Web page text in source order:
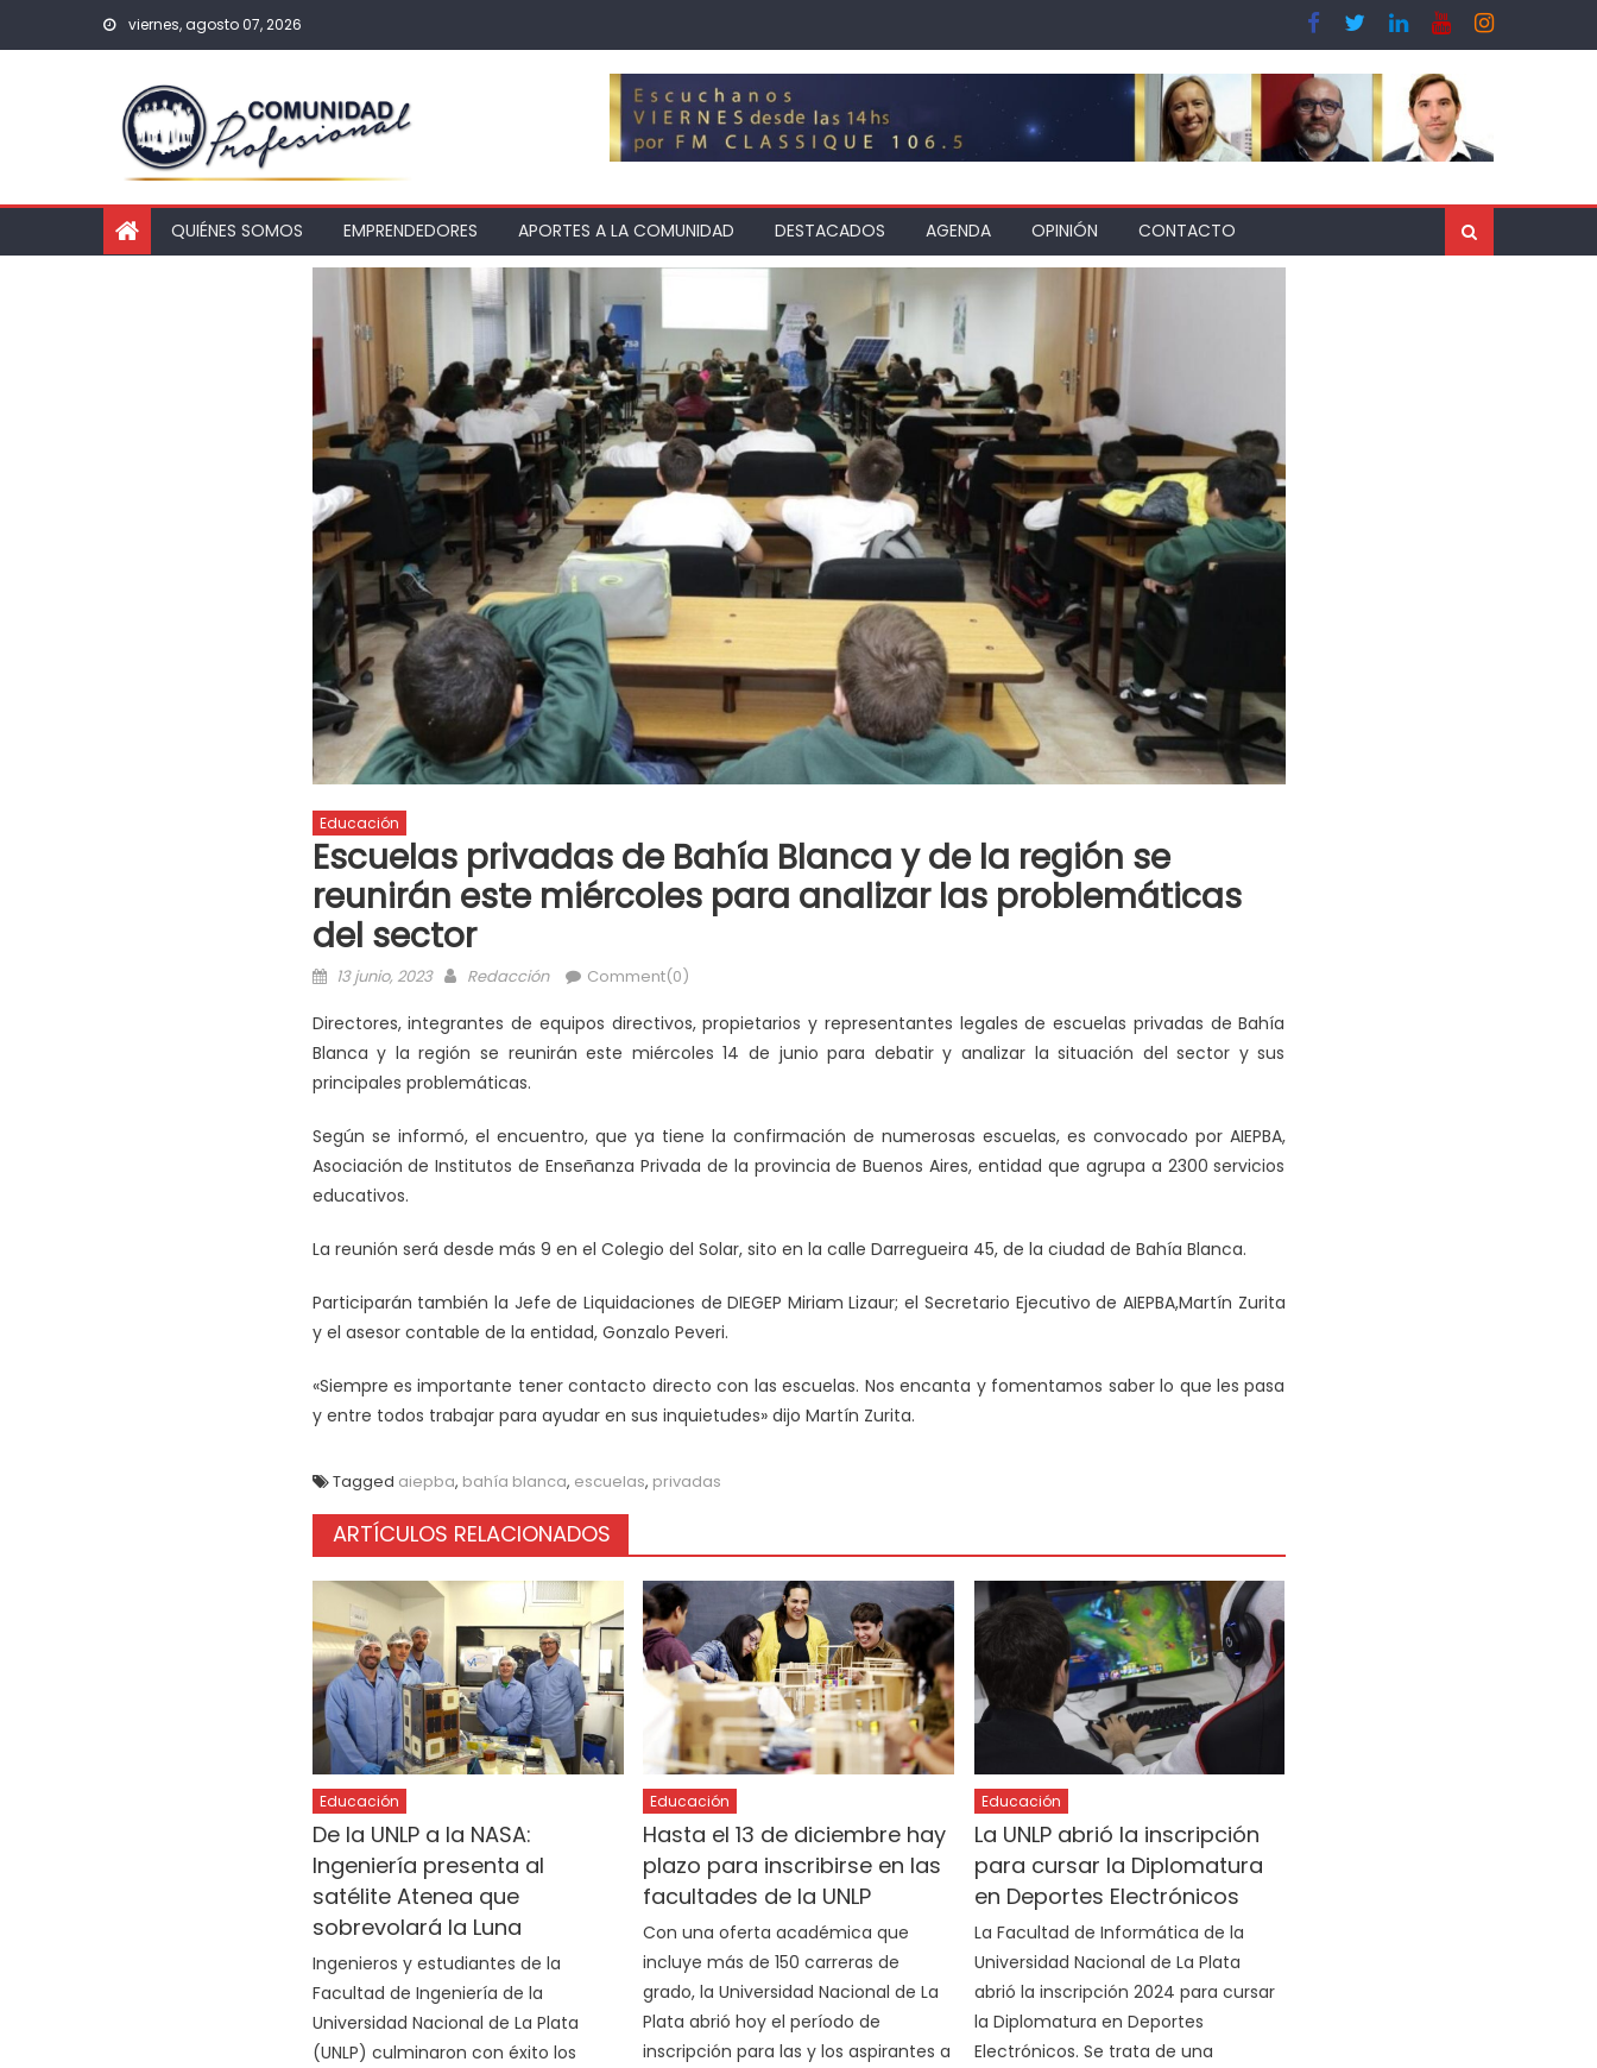
viernes, agosto 07, 2026
QUIÉNES SOMOS EMPRENDEDORES APORTES A LA COMUNIDAD DESTACADOS AGENDA OPINIÓN CONTACTO
Educación
Escuelas privadas de Bahía Blanca y de la región se
reunirán este miércoles para analizar las problemáticas
del sector
13 junio, 2023 Redacción Comment(0)
Directores, integrantes de equipos directivos, propietarios y representantes legales de escuelas privadas de Bahía
Blanca y la región se reunirán este miércoles 14 de junio para debatir y analizar la situación del sector y sus
principales problemáticas.
Según se informó, el encuentro, que ya tiene la confirmación de numerosas escuelas, es convocado por AIEPBA,
Asociación de Institutos de Enseñanza Privada de la provincia de Buenos Aires, entidad que agrupa a 2300 servicios
educativos.
La reunión será desde más 9 en el Colegio del Solar, sito en la calle Darregueira 45, de la ciudad de Bahía Blanca.
Participarán también la Jefe de Liquidaciones de DIEGEP Miriam Lizaur; el Secretario Ejecutivo de AIEPBA,Martín Zurita
y el asesor contable de la entidad, Gonzalo Peveri.
«Siempre es importante tener contacto directo con las escuelas. Nos encanta y fomentamos saber lo que les pasa
y entre todos trabajar para ayudar en sus inquietudes» dijo Martín Zurita.
Tagged aiepba, bahía blanca, escuelas, privadas
ARTÍCULOS RELACIONADOS
Educación
De la UNLP a la NASA:
Ingeniería presenta al
satélite Atenea que
sobrevolará la Luna
Ingenieros y estudiantes de la
Facultad de Ingeniería de la
Universidad Nacional de La Plata
(UNLP) culminaron con éxito los
Educación
Hasta el 13 de diciembre hay
plazo para inscribirse en las
facultades de la UNLP
Con una oferta académica que
incluye más de 150 carreras de
grado, la Universidad Nacional de La
Plata abrió hoy el período de
inscripción para las y los aspirantes a
Educación
La UNLP abrió la inscripción
para cursar la Diplomatura
en Deportes Electrónicos
La Facultad de Informática de la
Universidad Nacional de La Plata
abrió la inscripción 2024 para cursar
la Diplomatura en Deportes
Electrónicos. Se trata de una